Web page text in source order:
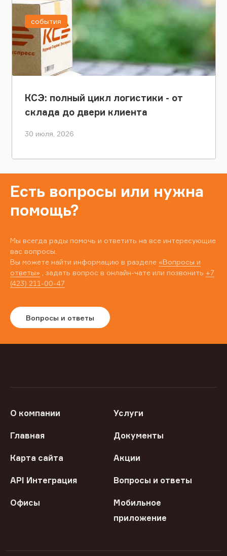
КСЭ: полный цикл логистики - от
склада до двери клиента
30 июля, 2026
события
Есть вопросы или нужна
помощь?
Мы всегда рады помочь и ответить на все интересующие
вас вопросы.
Вы можете найти информацию в разделе «Вопросы и
ответы» , задать вопрос в онлайн-чате или позвонить +7
(423) 211-00-47
Вопросы и ответы
О компании Услуги
Главная Документы
Карта сайта Акции
API Интеграция Вопросы и ответы
Офисы
Мобильное
приложение